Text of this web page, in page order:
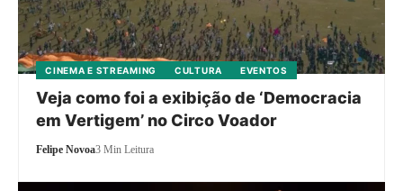
CINEMA E STREAMING CULTURA EVENTOS
Veja como foi a exibição de ‘Democracia
em Vertigem’ no Circo Voador
Felipe Novoa3 Min Leitura